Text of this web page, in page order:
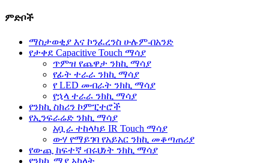
ምድቦች
ማስታወቂያ እና ኮንፈረንስ ሁሉም-በአንድ
የታቀደ Capacitive Touch ማሳያ
ጥምዝ የጨዋታ ንክኪ ማሳያ
የፊት ተራራ ንክኪ ማሳያ
የ LED መብራት ንክኪ ማሳያ
የኋላ ተራራ ንክኪ ማሳያ
የንክኪ ስክሪን ኮምፒተሮች
የኢንፍራሬድ ንክኪ ማሳያ
አቧራ ተከላካይ IR Touch ማሳያ
ውሃ የማይገባ የአይአር ንክኪ መቆጣጠሪያ
የውጪ ከፍተኛ ብሩህነት ንክኪ ማሳያ
የንክኪ ማያ አካላት